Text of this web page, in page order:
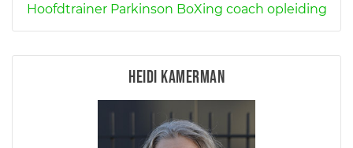
Hoofdtrainer Parkinson BoXing coach opleiding
Heidi Kamerman